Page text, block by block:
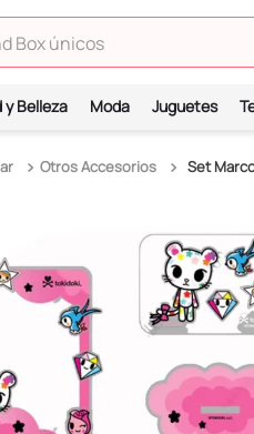
únicos
y Belleza Moda Juguetes
Otros Accesorios Set